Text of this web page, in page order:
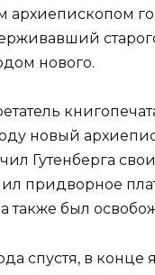
архиепископом
нового.
новый
Гутенберга
придворное
также был
спустя, в конце